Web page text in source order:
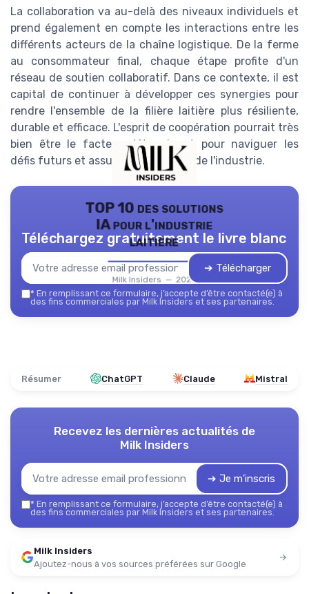
La collaboration va au-delà des niveaux individuels et
prend également en compte les interactions entre les
différents acteurs de la chaîne logistique. De la ferme
au consommateur final, chaque étape profite d'un
réseau de soutien collaboratif. Dans ce contexte, il est
capital de continuer à développer ces synergies pour
rendre l'ensemble de la filière laitière plus résiliente,
durable et efficace. L'esprit de coopération pourrait très
bien être le facteur déterminant pour naviguer les
défis futurs et assurer la pérennité de l'industrie.
TOP 10 des solutions
IA pour l'industrie
laitière
Milk Insiders — 2026
Téléchargez gratuitement le livre blanc
➔ Télécharger
* En remplissant ce formulaire, j’accepte d’être contacté(e) à
des fins commerciales par Milk Insiders et ses partenaires.
Résumer ChatGPT Claude Mistral
Recevez les dernières actualités de
Milk Insiders
➔ Je m'inscris
* En remplissant ce formulaire, j’accepte d’être contacté(e) à
des fins commerciales par Milk Insiders et ses partenaires.
Milk Insiders
Ajoutez-nous à vos sources préférées sur Google